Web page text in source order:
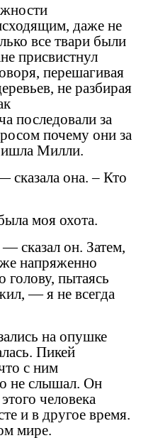
даже не
все твари были
присвистнул
перешагивая
не разбирая
последовали за
почему они за
Милли.
она. – Кто
моя охота.
сказал он. Затем,
напряженно
голову, пытаясь
— я не всегда
на опушке
Пикей
с ним
не слышал. Он
человека
и в другое время.
мире.